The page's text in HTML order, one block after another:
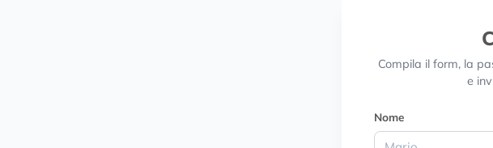
Compila il form, la
e
Nome